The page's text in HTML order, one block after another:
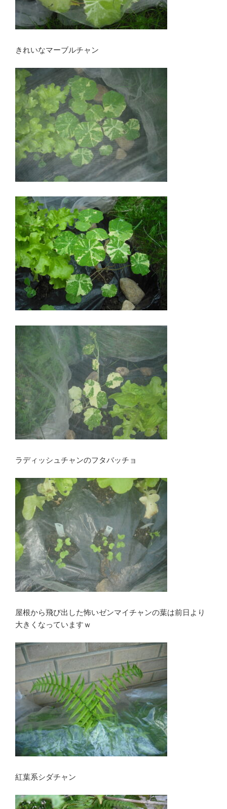
きれいなマーブルチャン
ラディッシュチャンのフタバッチョ
屋根から飛び出した怖いゼンマイチャンの葉は前日より
大きくなっていますｗ
紅葉系シダチャン